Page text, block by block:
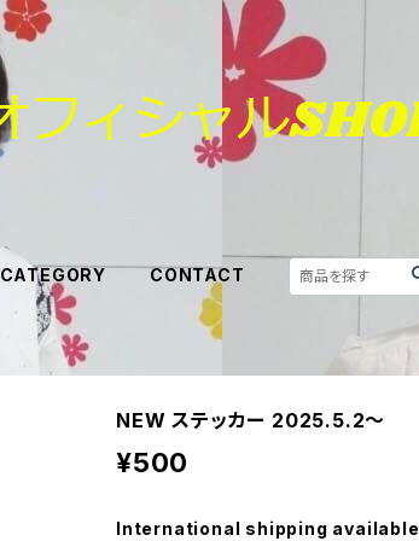
CATEGORY CONTACT
NEW ステッカー 2025.5.2〜
¥500
International shipping available